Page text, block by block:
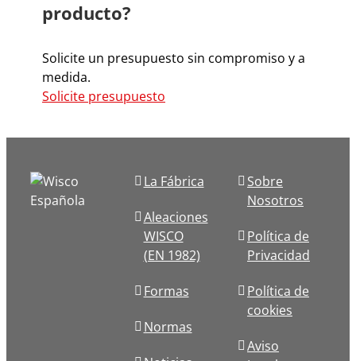
producto?
Solicite un presupuesto sin compromiso y a
medida.
Solicite presupuesto
La Fábrica
Aleaciones
WISCO
(EN 1982)
Formas
Normas
Sobre
Nosotros
Política de
Privacidad
Política de
cookies
Aviso